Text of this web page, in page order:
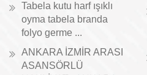
Tabela kutu harf ışıklı
oyma tabela branda
folyo germe ...
ANKARA İZMİR ARASI
ASANSÖRLÜ